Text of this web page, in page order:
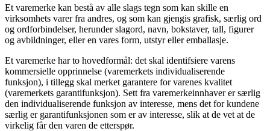
Et varemerke kan bestå av alle slags tegn som kan skille en
virksomhets varer fra andres, og som kan gjengis grafisk, særlig ord
og ordforbindelser, herunder slagord, navn, bokstaver, tall, figurer
og avbildninger, eller en vares form, utstyr eller emballasje.
Et varemerke har to hovedformål: det skal identifsiere varens
kommersielle opprinnelse (varemerkets individualiserende
funksjon), i tillegg skal merket garantere for varenes kvalitet
(varemerkets garantifunksjon). Sett fra varemerkeinnhaver er særlig
den individualiserende funksjon av interesse, mens det for kundene
særlig er garantifunksjonen som er av interesse, slik at de vet at de
virkelig får den varen de etterspør.